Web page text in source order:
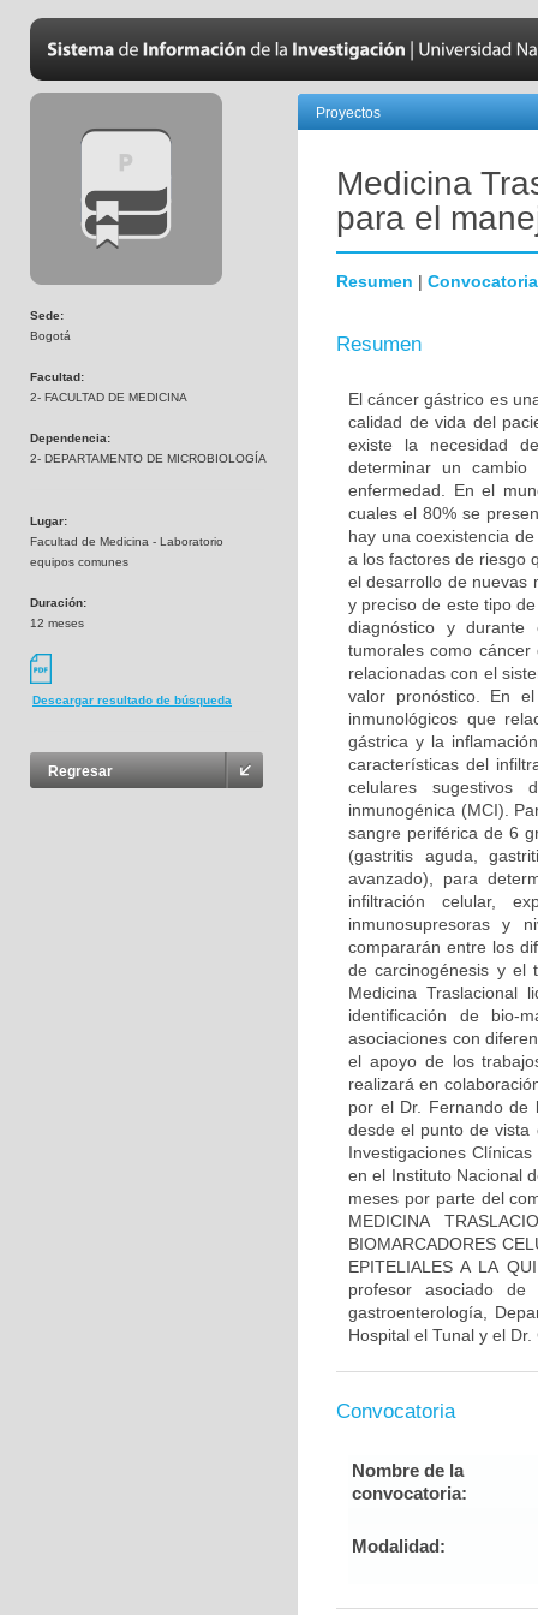
Sede:
Bogotá
Facultad:
2- FACULTAD DE MEDICINA
Dependencia:
2- DEPARTAMENTO DE MICROBIOLOGÍA
Lugar:
Facultad de Medicina - Laboratorio
equipos comunes
Duración:
12 meses
Descargar resultado de búsqueda
Regresar
Proyectos
Medicina
para el
Resumen | Convocatoria
Resumen
El cáncer gástrico es
calidad de vida del
existe la necesidad
determinar un
enfermedad. En el
cuales el 80% se
hay una coexistencia
a los factores de riesgo
el desarrollo de nuevas
y preciso de este tipo
diagnóstico y durante
tumorales como
relacionadas con el
valor pronóstico. En
inmunológicos que
gástrica y la
características del
celulares sugestivos
inmunogénica (MCI).
sangre periférica de 6
(gastritis aguda,
avanzado), para
infiltración celular,
inmunosupresoras y
compararán entre los
de carcinogénesis y el
Medicina Traslacional
identificación de bio-
asociaciones con
el apoyo de los
realizará en
por el Dr. Fernando de
desde el punto de vista
Investigaciones
en el Instituto Nacional
meses por parte del
MEDICINA
BIOMARCADORES
EPITELIALES A LA
profesor asociado
gastroenterología,
Hospital el Tunal y el
Convocatoria
Nombre de la
convocatoria:
Modalidad: